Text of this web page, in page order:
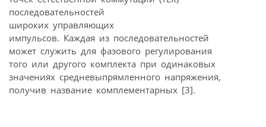
последовательностей
широких управляющих
импульсов. Каждая из последовательностей
может служить для фазового регулирования
того или другого комплекта при одинаковых
значениях средневыпрямленного напряжения,
получив название комплементарных [3].